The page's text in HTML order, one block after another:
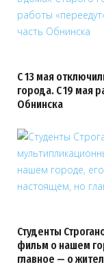
С 13 мая
города. С 19 мая
Обнинска
Студенты
фильм о нашем
главное — о